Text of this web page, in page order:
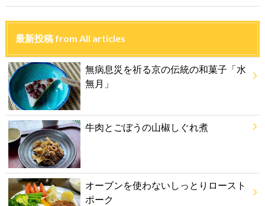
最新投稿 from All articles
無病息災を祈る京の伝統の和菓子「水
無月」
牛肉とごぼうの山椒しぐれ煮
オーブンを使わないしっとりロースト
ポーク